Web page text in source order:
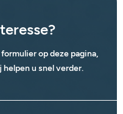
op deze pagina,
u snel verder.